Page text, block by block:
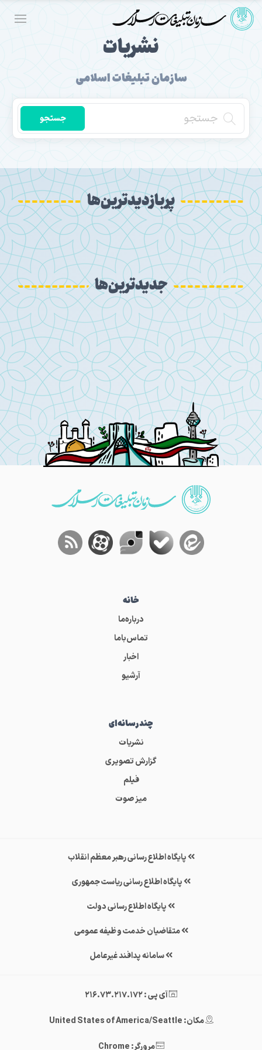
نشریات
سازمان تبلیغات اسلامی
جستجو
پربازدیدترین‌ها
جدیدترین‌ها
خانه
درباره‌ما
تماس‌باما
اخبار
آرشیو
چندرسانه‌ای
نشریات
گزارش تصویری
فیلم
میز صوت
پایگاه اطلاع رسانی رهبر معظم انقلاب
پایگاه اطلاع رسانی ریاست جمهوری
پایگاه اطلاع رسانی دولت
متقاضیان خدمت وظیفه عمومی
سامانه پدافند غیرعامل
آی پی : 216.73.217.172
مکان: United States of America/Seattle
مرورگر: Chrome